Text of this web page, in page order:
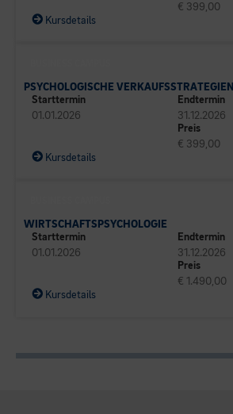
€ 399,00
Kursdetails
PSYCHOLOGISCHE VERKAUFSSTRATEGIEN
Starttermin
01.01.2026
Endtermin
31.12.2026
Preis
€ 399,00
Kursdetails
WIRTSCHAFTSPSYCHOLOGIE
Starttermin
01.01.2026
Endtermin
31.12.2026
Preis
€ 1.490,00
Kursdetails